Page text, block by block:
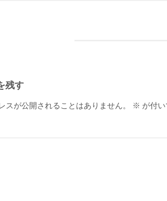
残す
スが公開されることはありません。 ※ が付